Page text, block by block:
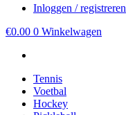
Inloggen / registreren
€0.00 0 Winkelwagen
Tennis
Voetbal
Hockey